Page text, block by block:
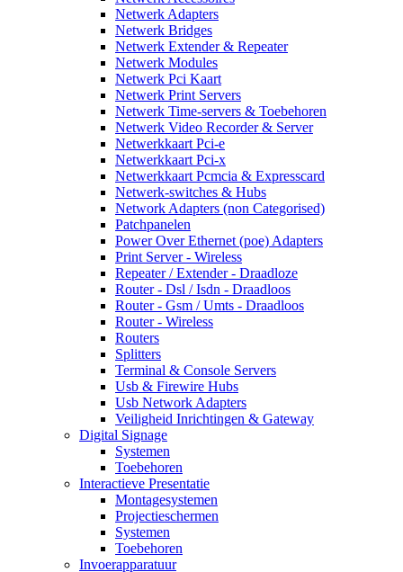
Netwerk Adapters
Netwerk Bridges
Netwerk Extender & Repeater
Netwerk Modules
Netwerk Pci Kaart
Netwerk Print Servers
Netwerk Time-servers & Toebehoren
Netwerk Video Recorder & Server
Netwerkkaart Pci-e
Netwerkkaart Pci-x
Netwerkkaart Pcmcia & Expresscard
Netwerk-switches & Hubs
Network Adapters (non Categorised)
Patchpanelen
Power Over Ethernet (poe) Adapters
Print Server - Wireless
Repeater / Extender - Draadloze
Router - Dsl / Isdn - Draadloos
Router - Gsm / Umts - Draadloos
Router - Wireless
Routers
Splitters
Terminal & Console Servers
Usb & Firewire Hubs
Usb Network Adapters
Veiligheid Inrichtingen & Gateway
Digital Signage
Systemen
Toebehoren
Interactieve Presentatie
Montagesystemen
Projectieschermen
Systemen
Toebehoren
Invoerapparatuur